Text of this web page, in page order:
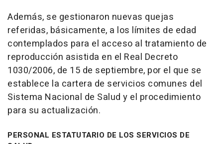
Además, se gestionaron nuevas quejas
referidas, básicamente, a los límites de edad
contemplados para el acceso al tratamiento de
reproducción asistida en el Real Decreto
1030/2006, de 15 de septiembre, por el que se
establece la cartera de servicios comunes del
Sistema Nacional de Salud y el procedimiento
para su actualización.
PERSONAL ESTATUTARIO DE LOS SERVICIOS DE